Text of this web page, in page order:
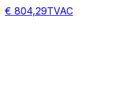
€ 804,29TVAC